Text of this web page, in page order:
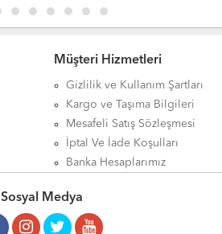
Müşteri Hizmetleri
Gizlilik ve Kullanım Şartları
Kargo ve Taşıma Bilgileri
Mesafeli Satış Sözleşmesi
İptal Ve İade Koşulları
Banka Hesaplarımız
Sosyal Medya